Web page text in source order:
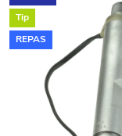
Tip
REPAS